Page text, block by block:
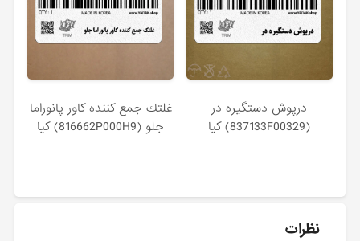
درپوش دستگيره در
(837133F00329) کیا
غلتك جمع كننده كاور پانوراما
جلو (816662P000H9) کیا
نظرات